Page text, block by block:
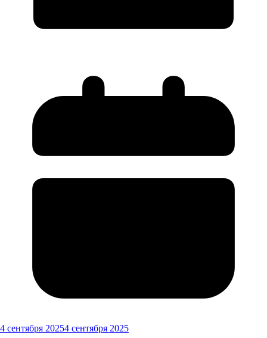
4 сентября 20254 сентября 2025